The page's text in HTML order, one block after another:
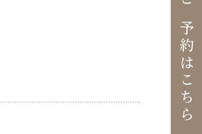
ご予約はこちら